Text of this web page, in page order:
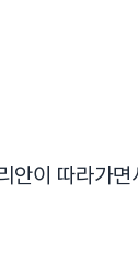
안이 따라가면